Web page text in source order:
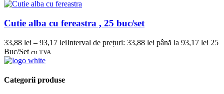
Cutie alba cu fereastra , 25 buc/set
33,88 lei – 93,17 leiInterval de prețuri: 33,88 lei până la 93,17 lei 25
Buc/Set cu TVA
Categorii produse